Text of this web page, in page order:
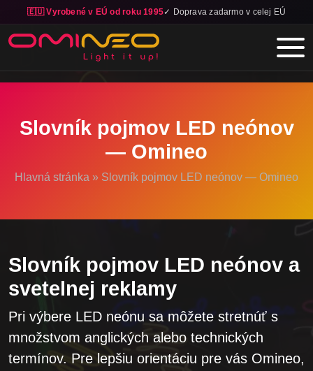
🇪🇺 Vyrobené v EÚ od roku 1995✓ Doprava zadarmo v celej EÚ
Skip to main content
Slovník pojmov LED neónov
— Omineo
Hlavná stránka » Slovník pojmov LED neónov — Omineo
Slovník pojmov LED neónov a
svetelnej reklamy
Pri výbere LED neónu sa môžete stretnúť s
množstvom anglických alebo technických
termínov. Pre lepšiu orientáciu pre vás Omineo,